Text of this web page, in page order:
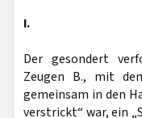
I.
Der gesondert
Zeugen B., mit
gemeinsam in den
verstrickt“ war, ein